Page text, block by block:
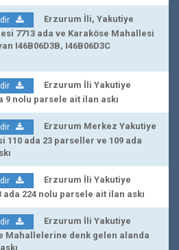
Erzurum İli, Yakutiye
7713 ada ve Karaköse Mahallesi
I46B06D3B, I46B06D3C
Erzurum İli Yakutiye
9 nolu parsele ait ilan askı
Erzurum Merkez Yakutiye
110 ada 23 parseller ve 109 ada
Erzurum İli Yakutiye
224 nolu parsele ait ilan askı
Erzurum İli Yakutiye
Mahallelerine denk gelen alanda